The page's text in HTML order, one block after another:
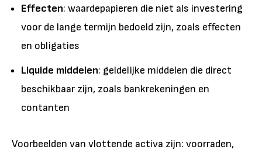
Effecten: waardepapieren die niet als investering
voor de lange termijn bedoeld zijn, zoals effecten
en obligaties
Liquide middelen: geldelijke middelen die direct
beschikbaar zijn, zoals bankrekeningen en
contanten
Voorbeelden van vlottende activa zijn: voorraden,